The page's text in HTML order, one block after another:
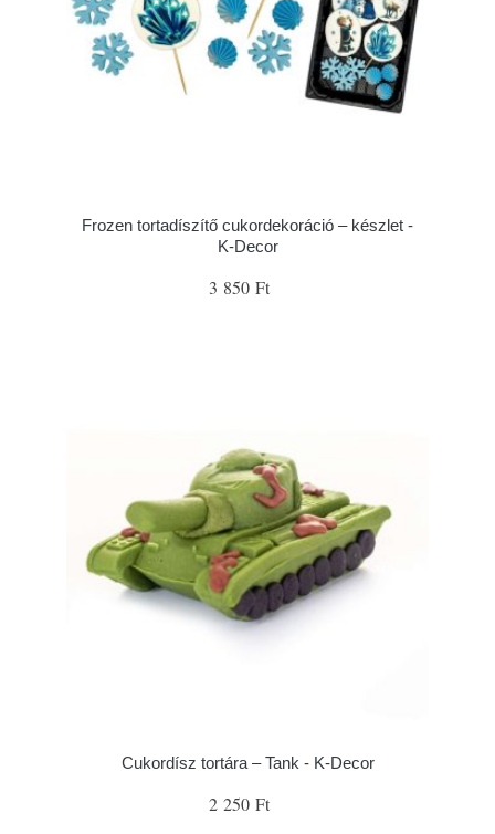
Frozen tortadíszítő cukordekoráció – készlet -
K-Decor
3 850 Ft
Cukordísz tortára – Tank - K-Decor
2 250 Ft